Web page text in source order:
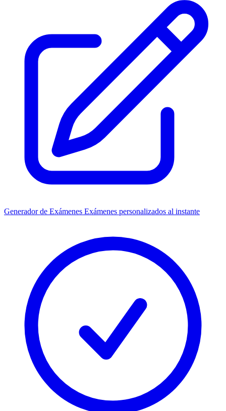
Generador de Exámenes Exámenes personalizados al instante